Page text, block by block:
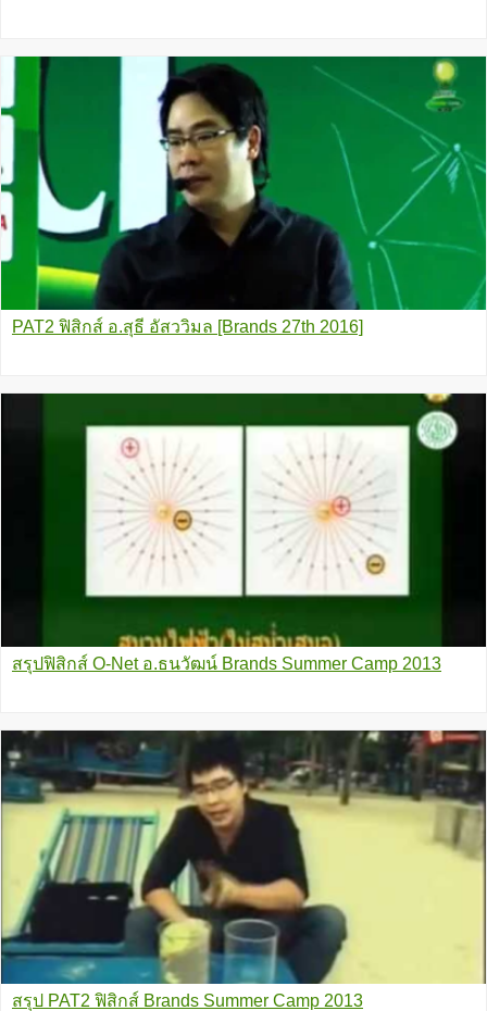
PAT2 ฟิสิกส์ อ.สุธี อัสววิมล [Brands 27th 2016]
สรุปฟิสิกส์ O-Net อ.ธนวัฒน์ Brands Summer Camp 2013
สรุป PAT2 ฟิสิกส์ Brands Summer Camp 2013